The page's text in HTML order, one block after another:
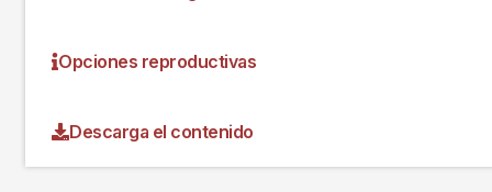
Opciones reproductivas
Descarga el contenido